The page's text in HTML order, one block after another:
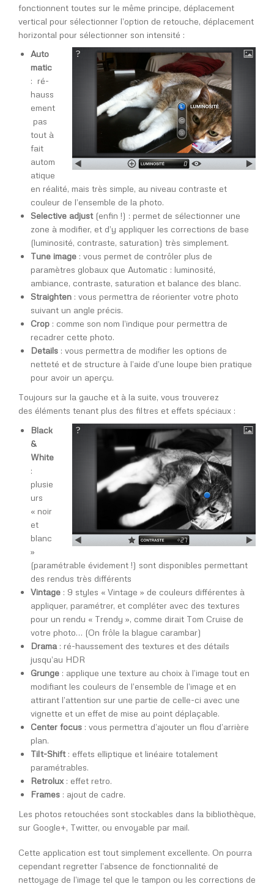
fonctionnent toutes sur le même principe, déplacement
vertical pour sélectionner l’option de retouche, déplacement
horizontal pour sélectionner son intensité :
Auto
matic
: ré-
hauss
ement
pas
tout à
fait
autom
atique
en réalité, mais très simple, au niveau contraste et
couleur de l’ensemble de la photo.
Selective adjust(enfin !) : permet de sélectionner une
zone à modifier, et d’y appliquer les corrections de base
(luminosité, contraste, saturation) très simplement.
Tune image : vous permet de contrôler plus de
paramètres globaux que Automatic : luminosité,
ambiance, contraste, saturation et balance des blanc.
Straighten : vous permettra de réorienter votre photo
suivant un angle précis.
Crop : comme son nom l’indique pour permettra de
recadrer cette photo.
Details : vous permettra de modifier les options de
netteté et de structure à l’aide d’une loupe bien pratique
pour avoir un aperçu.
Toujours sur la gauche et à la suite, vous trouverez
des éléments tenant plus des filtres et effets spéciaux :
Black
&
White
:
plusie
urs
« noir
et
blanc
»
(paramétrable évidement !) sont disponibles permettant
des rendus très différents
Vintage : 9 styles « Vintage » de couleurs différentes à
appliquer, paramétrer, et compléter avec des textures
pour un rendu « Trendy », comme dirait Tom Cruise de
votre photo… (On frôle la blague carambar)
Drama : ré-haussement des textures et des détails
jusqu’au HDR
Grunge : applique une texture au choix à l’image tout en
modifiant les couleurs de l’ensemble de l’image et en
attirant l’attention sur une partie de celle-ci avec une
vignette et un effet de mise au point déplaçable.
Center focus : vous permettra d’ajouter un flou d’arrière
plan.
Tilt-Shift: effets elliptique et linéaire totalement
paramétrables.
Retrolux : effet retro.
Frames : ajout de cadre.
Les photos retouchées sont stockables dans la bibliothèque,
sur Google+, Twitter, ou envoyable par mail.
Cette application est tout simplement excellente. On pourra
cependant regretter l’absence de fonctionnalité de
nettoyage de l’image tel que le tampon ou les corrections de